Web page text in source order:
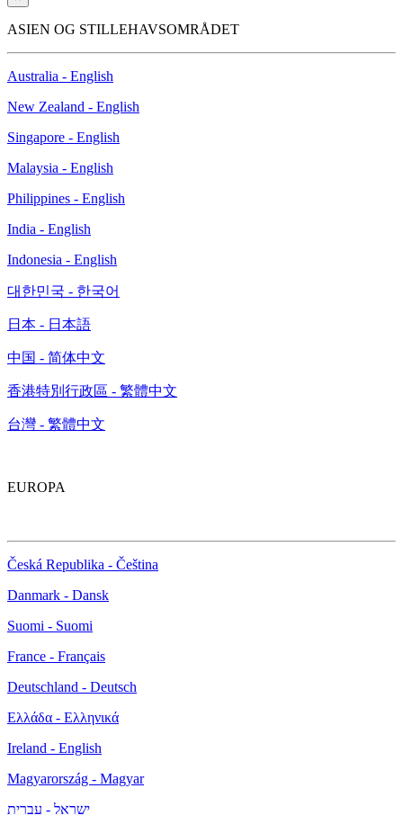
ASIEN OG STILLEHAVSOMRÅDET
Australia - English
New Zealand - English
Singapore - English
Malaysia - English
Philippines - English
India - English
Indonesia - English
대한민국 - 한국어
日本 - 日本語
中国 - 简体中文
香港特別行政區 - 繁體中文
台灣 - 繁體中文
EUROPA
Česká Republika - Čeština
Danmark - Dansk
Suomi - Suomi
France - Français
Deutschland - Deutsch
Ελλάδα - Ελληνικά
Ireland - English
Magyarország - Magyar
ישראל - עברית